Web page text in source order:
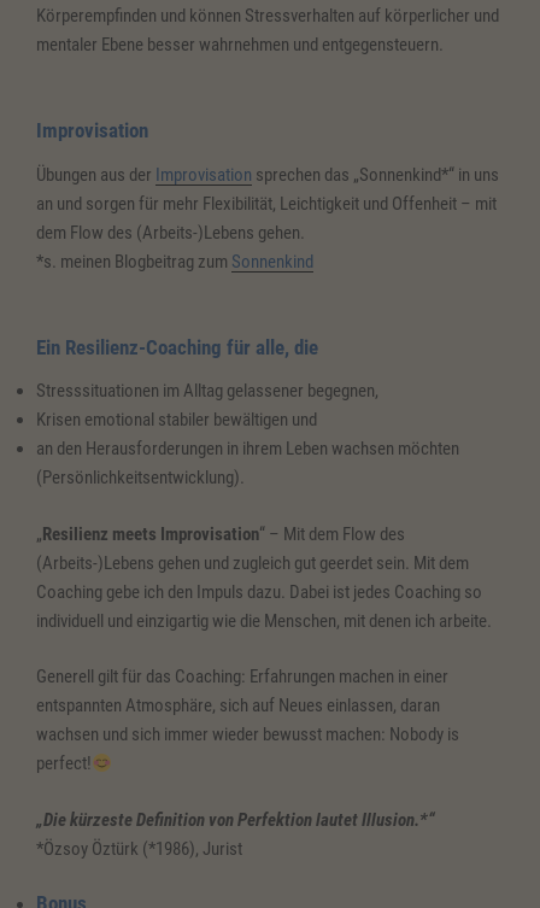
Körperempfinden und können Stressverhalten auf körperlicher und
mentaler Ebene besser wahrnehmen und entgegensteuern.
Improvisation
Übungen aus der Improvisation sprechen das „Sonnenkind*“ in uns
an und sorgen für mehr Flexibilität, Leichtigkeit und Offenheit – mit
dem Flow des (Arbeits-)Lebens gehen.
*s. meinen Blogbeitrag zum Sonnenkind
Ein Resilienz-Coaching für alle, die
Stresssituationen im Alltag gelassener begegnen,
Krisen emotional stabiler bewältigen und
an den Herausforderungen in ihrem Leben wachsen möchten
(Persönlichkeitsentwicklung).
„Resilienz meets Improvisation“ – Mit dem Flow des
(Arbeits-)Lebens gehen und zugleich gut geerdet sein. Mit dem
Coaching gebe ich den Impuls dazu. Dabei ist jedes Coaching so
individuell und einzigartig wie die Menschen, mit denen ich arbeite.
Generell gilt für das Coaching: Erfahrungen machen in einer
entspannten Atmosphäre, sich auf Neues einlassen, daran
wachsen und sich immer wieder bewusst machen: Nobody is
perfect!
„Die kürzeste Definition von Perfektion lautet Illusion.*“
*Özsoy Öztürk (*1986), Jurist